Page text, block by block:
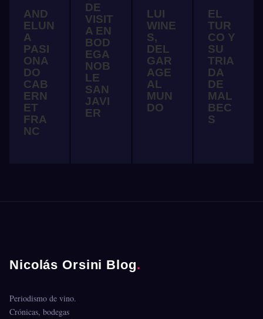
AND
ELUN
A
PASI
ONA
DO
CAB
ERN
ET
FRA
NC
DE
VISIT
A EN
BOD
EGA
NOB
LE
SAN
JAVI
ER
LUI
WINE
S,
DEL
GAR
AGE
AL
MUN
DO
EL
TUR
CO Y
SU
TRIA
DA
DE
MAL
BEC
S
Nicolás Orsini Blog.
Periodismo de vino.
Crónicas, bodegas